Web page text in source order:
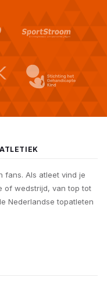
fans. Als atleet vind je
of wedstrijd, van top tot
Nederlandse topatleten